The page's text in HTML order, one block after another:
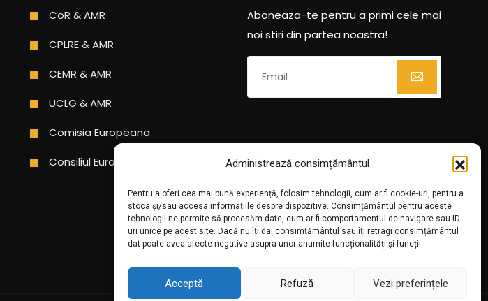
Administrează consimțământul
Pentru a oferi cea mai bună experiență, folosim tehnologii, cum ar fi cookie-uri, pentru a
stoca și/sau accesa informațiile despre dispozitive. Consimțământul pentru aceste
tehnologii ne permite să procesăm date, cum ar fi comportamentul de navigare sau ID-
uri unice pe acest site. Dacă nu îți dai consimțământul sau îți retragi consimțământul
dat poate avea afecte negative asupra unor anumite funcționalități și funcții.
Acceptă Refuză Vezi preferințele
CoR & AMR
CPLRE & AMR
CEMR & AMR
UCLG & AMR
Comisia Europeana
Consiliul Europei
Aboneaza-te pentru a primi cele mai
noi stiri din partea noastra!